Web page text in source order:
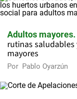
Adultos mayores
rutinas
mayores
Por Pablo Oyarzún